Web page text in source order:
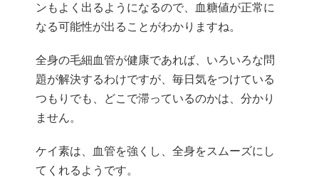
ンもよく出るようになるので、血糖値が正常に
なる可能性が出ることがわかりますね。
全身の毛細血管が健康であれば、いろいろな問
題が解決するわけですが、毎日気をつけている
つもりでも、どこで滞っているのかは、分かり
ません。
ケイ素は、血管を強くし、全身をスムーズにし
てくれるようです。